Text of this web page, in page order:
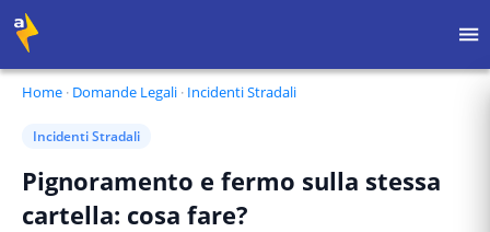
Home · Domande Legali · Incidenti Stradali
Incidenti Stradali
Pignoramento e fermo sulla stessa
cartella: cosa fare?